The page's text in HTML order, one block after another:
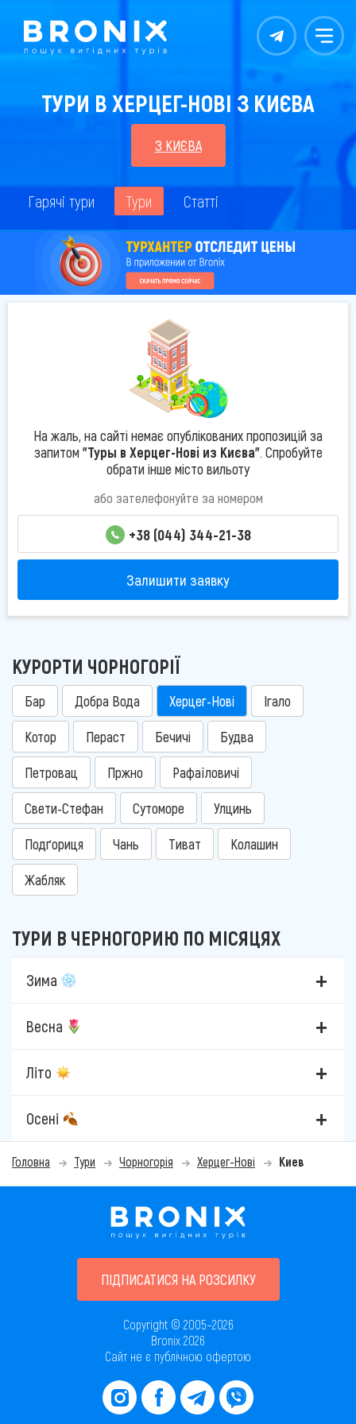
Контакты Меню
ТУРИ В ХЕРЦЕГ-НОВІ З КИЄВА
З КИЄВА
Гарячі тури Тури Статті
На жаль, на сайті немає опублікованих пропозицій за
запитом "Туры в Херцег-Нові из Києва". Спробуйте
обрати інше місто вильоту
або зателефонуйте за номером
+38 (044) 344-21-38
Залишити заявку
КУРОРТИ ЧОРНОГОРІЇ
Бар Добра Вода Херцег-Нові Ігало
Котор Пераст Бечичі Будва
Петровац Пржно Рафаїловичі
Свети-Стефан Сутоморе Улцинь
Подґориця Чань Тиват Колашин
Жабляк
ТУРИ В ЧЕРНОГОРИЮ ПО МІСЯЦЯХ
Зима
Весна
Літо
Осені
Головна Тури Чорногорія Херцег-Нові Киев
ПІДПИСАТИСЯ НА РОЗСИЛКУ
Copyright © 2005–2026
Bronix 2026
Сайт не є публічною офертою